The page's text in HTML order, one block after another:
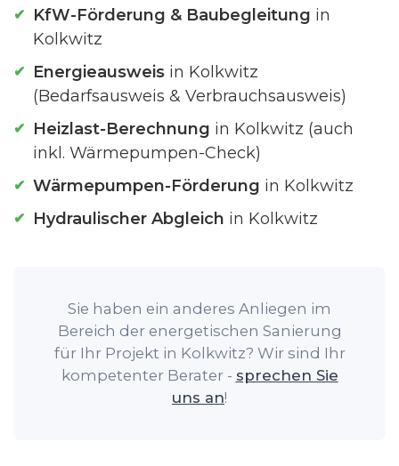
KfW-Förderung & Baubegleitung in
Kolkwitz
Energieausweis in Kolkwitz
(Bedarfsausweis & Verbrauchsausweis)
Heizlast-Berechnung in Kolkwitz (auch
inkl. Wärmepumpen-Check)
Wärmepumpen-Förderung in Kolkwitz
Hydraulischer Abgleich in Kolkwitz
Sie haben ein anderes Anliegen im
Bereich der energetischen Sanierung
für Ihr Projekt in Kolkwitz? Wir sind Ihr
kompetenter Berater - sprechen Sie
uns an!